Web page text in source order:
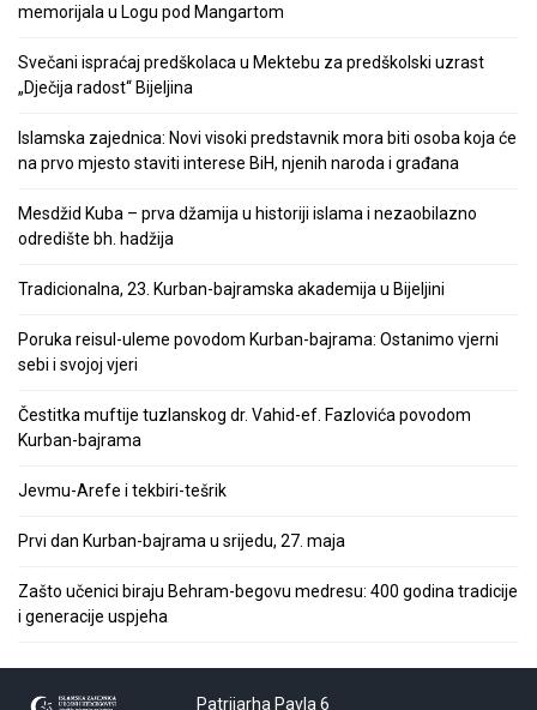
memorijala u Logu pod Mangartom
Svečani ispraćaj predškolaca u Mektebu za predškolski uzrast
„Dječija radost“ Bijeljina
Islamska zajednica: Novi visoki predstavnik mora biti osoba koja će
na prvo mjesto staviti interese BiH, njenih naroda i građana
Mesdžid Kuba – prva džamija u historiji islama i nezaobilazno
odredište bh. hadžija
Tradicionalna, 23. Kurban-bajramska akademija u Bijeljini
Poruka reisul-uleme povodom Kurban-bajrama: Ostanimo vjerni
sebi i svojoj vjeri
Čestitka muftije tuzlanskog dr. Vahid-ef. Fazlovića povodom
Kurban-bajrama
Jevmu-Arefe i tekbiri-tešrik
Prvi dan Kurban-bajrama u srijedu, 27. maja
Zašto učenici biraju Behram-begovu medresu: 400 godina tradicije
i generacije uspjeha
Patrijarha Pavla 6